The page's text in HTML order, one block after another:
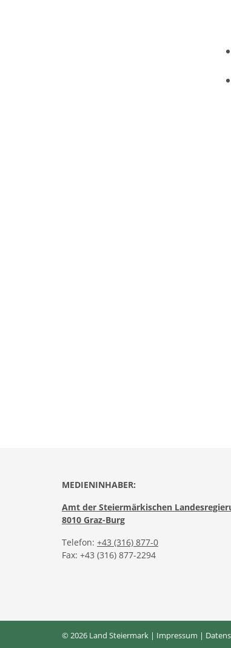
MEDIENINHABER:
Amt der Steiermärkischen
8010 Graz-Burg
Telefon: +43 (316) 877-0
Fax: +43 (316) 877-2294
© 2026 Land Steiermark | Impressum |